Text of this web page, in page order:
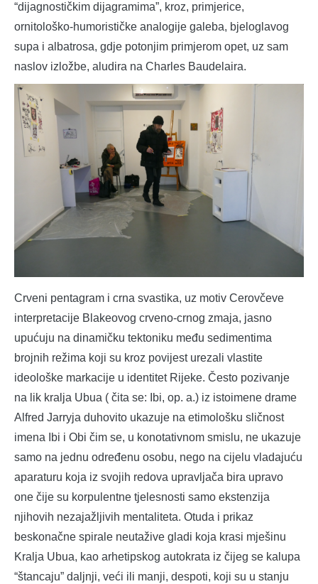
“dijagnostičkim dijagramima”, kroz, primjerice,
ornitološko-humorističke analogije galeba, bjeloglavog
supa i albatrosa, gdje potonjim primjerom opet, uz sam
naslov izložbe, aludira na Charles Baudelaira.
Crveni pentagram i crna svastika, uz motiv Cerovčeve
interpretacije Blakeovog crveno-crnog zmaja, jasno
upućuju na dinamičku tektoniku među sedimentima
brojnih režima koji su kroz povijest urezali vlastite
ideološke markacije u identitet Rijeke. Često pozivanje
na lik kralja Ubua ( čita se: Ibi, op. a.) iz istoimene drame
Alfred Jarryja duhovito ukazuje na etimološku sličnost
imena Ibi i Obi čim se, u konotativnom smislu, ne ukazuje
samo na jednu određenu osobu, nego na cijelu vladajuću
aparaturu koja iz svojih redova upravljača bira upravo
one čije su korpulentne tjelesnosti samo ekstenzija
njihovih nezajažljivih mentaliteta. Otuda i prikaz
beskonačne spirale neutažive gladi koja krasi mješinu
Kralja Ubua, kao arhetipskog autokrata iz čijeg se kalupa
“štancaju” daljnji, veći ili manji, despoti, koji su u stanju